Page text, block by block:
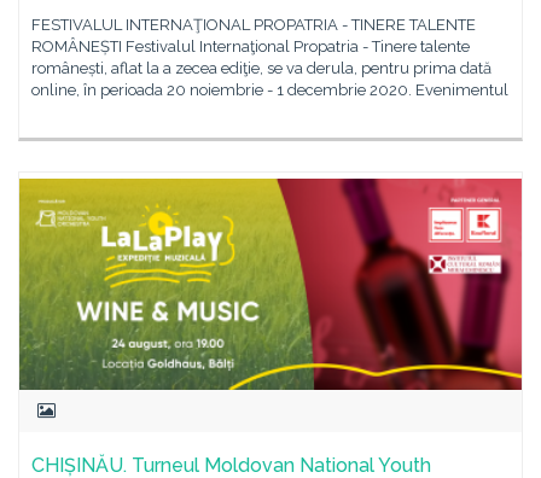
FESTIVALUL INTERNAŢIONAL PROPATRIA - TINERE TALENTE
ROMÂNEȘTI Festivalul Internaţional Propatria - Tinere talente
românești, aflat la a zecea ediţie, se va derula, pentru prima dată
online, în perioada 20 noiembrie - 1 decembrie 2020. Evenimentul
CHIȘINĂU. Turneul Moldovan National Youth